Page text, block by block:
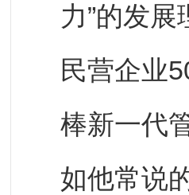
力”的发
民营企业
棒新一代
如他常说